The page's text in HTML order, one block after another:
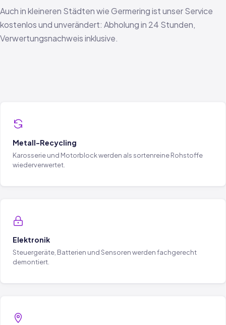
Auch in kleineren Städten wie Germering ist unser Service
kostenlos und unverändert: Abholung in 24 Stunden,
Verwertungsnachweis inklusive.
Metall-Recycling
Karosserie und Motorblock werden als sortenreine Rohstoffe
wiederverwertet.
Elektronik
Steuergeräte, Batterien und Sensoren werden fachgerecht
demontiert.